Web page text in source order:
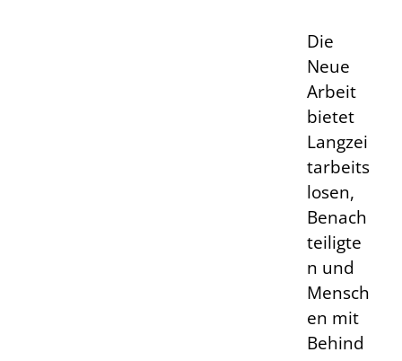
Die
Neue
Arbeit
bietet
Langzei
tarbeits
losen,
Benach
teiligte
n und
Mensch
en mit
Behind